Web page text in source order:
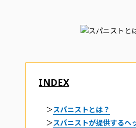
INDEX
＞スパニストとは？
＞スパニストが提供するヘ